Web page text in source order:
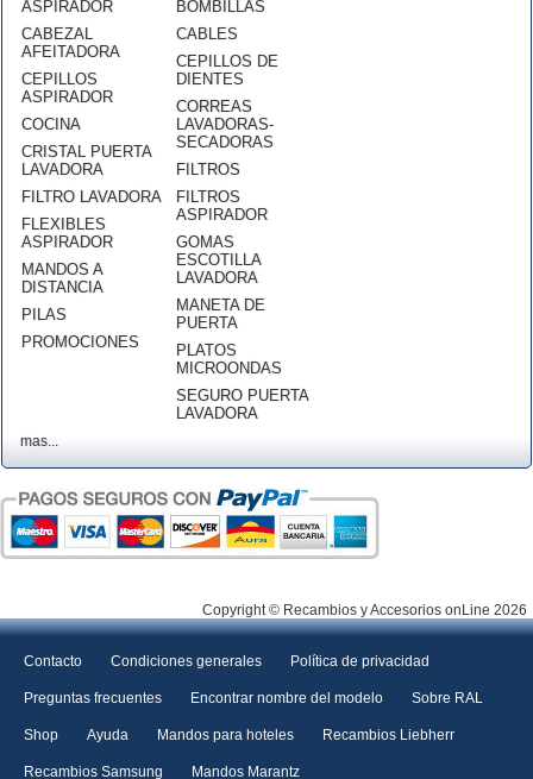
ASPIRADOR
CABEZAL
AFEITADORA
CEPILLOS
ASPIRADOR
COCINA
CRISTAL PUERTA
LAVADORA
FILTRO LAVADORA
FLEXIBLES
ASPIRADOR
MANDOS A
DISTANCIA
PILAS
PROMOCIONES
BOMBILLAS
CABLES
CEPILLOS DE
DIENTES
CORREAS
LAVADORAS-
SECADORAS
FILTROS
FILTROS
ASPIRADOR
GOMAS
ESCOTILLA
LAVADORA
MANETA DE
PUERTA
PLATOS
MICROONDAS
SEGURO PUERTA
LAVADORA
mas...
Copyright © Recambios y Accesorios onLine 2026
Contacto Condiciones generales Política de privacidad
Preguntas frecuentes Encontrar nombre del modelo Sobre RAL
Shop Ayuda Mandos para hoteles Recambios Liebherr
Recambios Samsung Mandos Marantz